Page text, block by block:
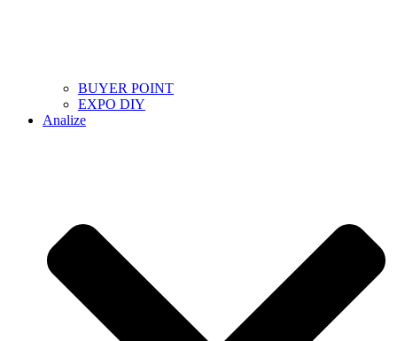
BUYER POINT
EXPO DIY
Analize